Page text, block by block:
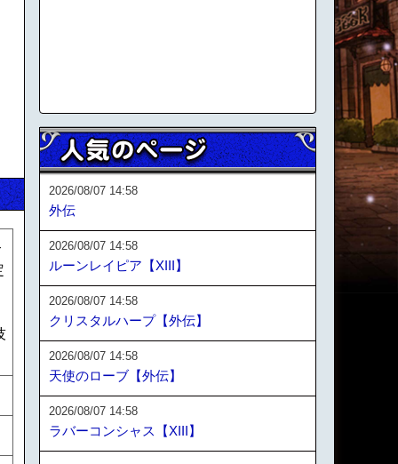
2026/08/07 14:58
外伝
2026/08/07 14:58
ルーンレイピア【XIII】
2026/08/07 14:58
クリスタルハープ【外伝】
2026/08/07 14:58
天使のローブ【外伝】
2026/08/07 14:58
ラバーコンシャス【XIII】